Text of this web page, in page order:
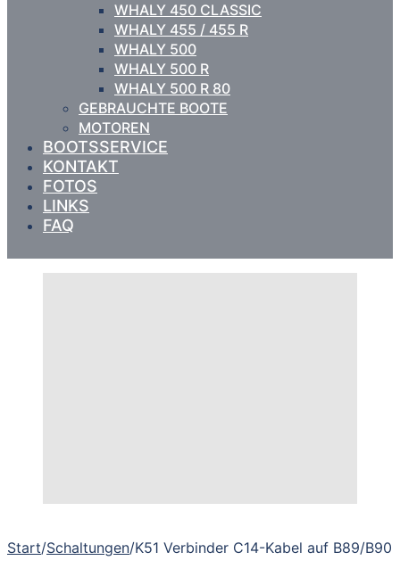
WHALY 450 CLASSIC
WHALY 455 / 455 R
WHALY 500
WHALY 500 R
WHALY 500 R 80
GEBRAUCHTE BOOTE
MOTOREN
BOOTSSERVICE
KONTAKT
FOTOS
LINKS
FAQ
Start/Schaltungen/K51 Verbinder C14-Kabel auf B89/B90